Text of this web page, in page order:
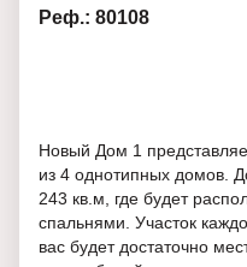
Реф.: 80108
Новый Дом 1
из 4 однотипных домов.
243 кв.м, где будет
спальнями. Участок
вас будет достаточно